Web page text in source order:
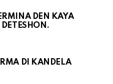
DEN KAYA
DETESHON.
DI KANDELA